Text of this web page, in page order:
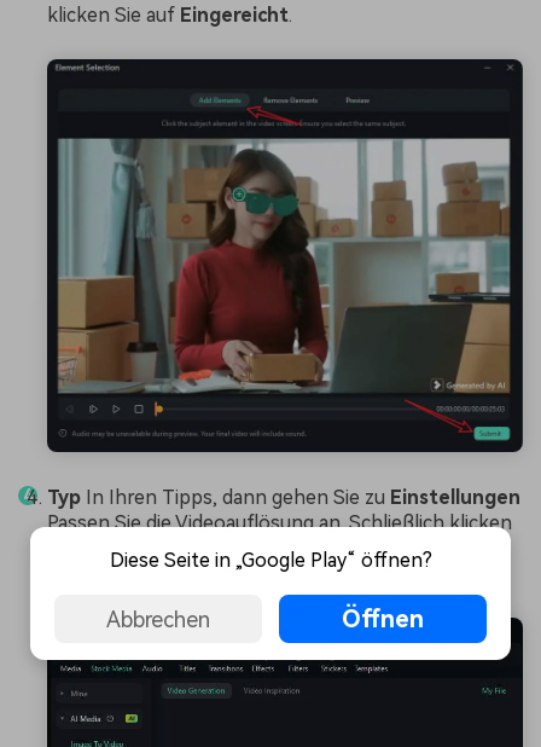
klicken Sie auf Eingereicht.
Typ In Ihren Tipps, dann gehen Sie zu Einstellungen
Passen Sie die Videoauflösung an. Schließlich klicken
Sie aufErzeugtBeginnen Sie mit dem Entfernen
von Sonnenbrillen aus Videos mit KI.
Diese Seite in „Google Play“ öffnen?
Abbrechen Öffnen